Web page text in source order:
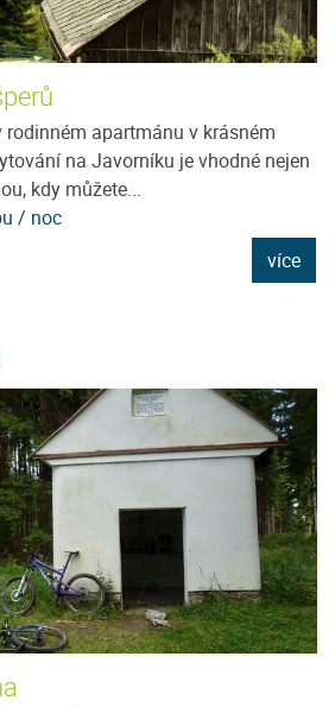
apartmánu v krásném
na Javorníku je vhodné nejen
kdy můžete...
/ noc
více